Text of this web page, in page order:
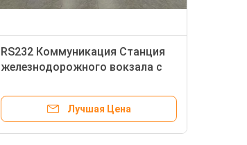
RS232 Коммуникация Станция
железнодорожного вокзала с
проверки билетов
Лучшая Цена